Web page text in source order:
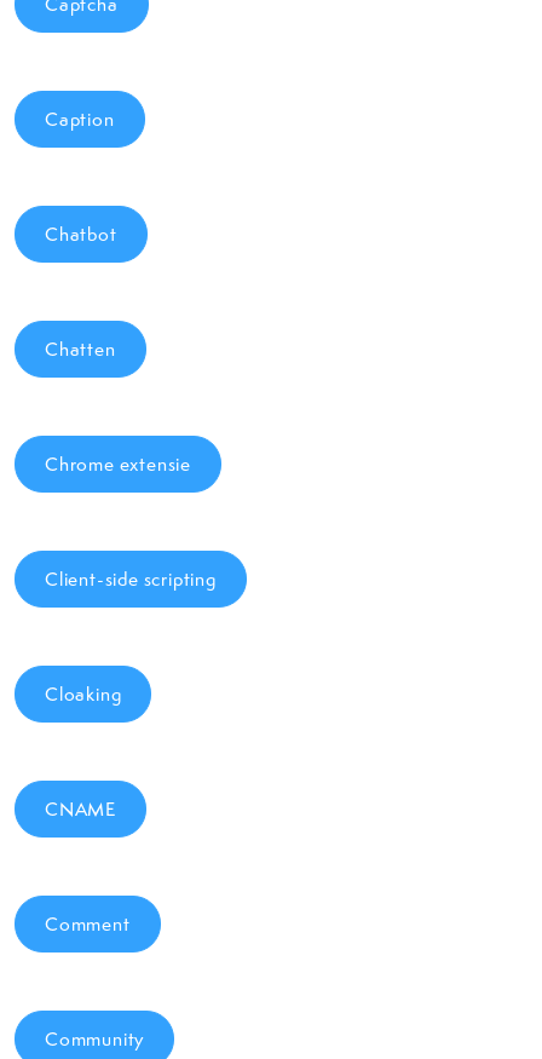
Caption
Chatbot
Chatten
Chrome extensie
Client-side scripting
Cloaking
CNAME
Comment
Community